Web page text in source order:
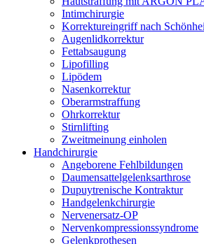
Intimchirurgie
Korrektureingriff nach
Augenlidkorrektur
Fettabsaugung
Lipofilling
Lipödem
Nasenkorrektur
Oberarmstraffung
Ohrkorrektur
Stirnlifting
Zweitmeinung einholen
Handchirurgie
Angeborene Fehlbildungen
Daumensattelgelenksarthrose
Dupuytrenische Kontraktur
Handgelenkchirurgie
Nervenersatz-OP
Nervenkompressionssyndrome
Gelenkprothesen